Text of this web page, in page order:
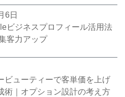
6日
ビジネスプロフィール活用法
客力アップ
ビューティーで客単価を上げ
術｜オプション設計の考え方